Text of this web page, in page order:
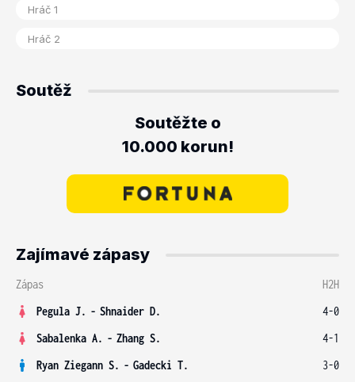
Soutěž
Soutěžte o
10.000 korun!
Zajímavé zápasy
Zápas
H2H
Pegula J. - Shnaider D.
4-0
Sabalenka A. - Zhang S.
4-1
Ryan Ziegann S. - Gadecki T.
3-0